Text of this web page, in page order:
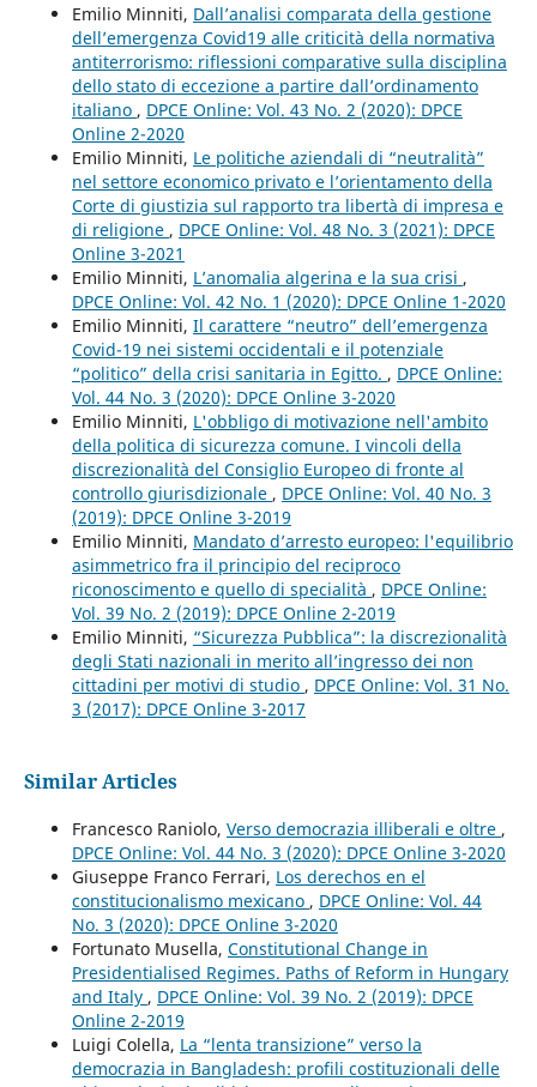
Emilio Minniti, Dall’analisi comparata della gestione
dell’emergenza Covid19 alle criticità della normativa
antiterrorismo: riflessioni comparative sulla disciplina
dello stato di eccezione a partire dall’ordinamento
italiano , DPCE Online: Vol. 43 No. 2 (2020): DPCE
Online 2-2020
Emilio Minniti, Le politiche aziendali di “neutralità”
nel settore economico privato e l’orientamento della
Corte di giustizia sul rapporto tra libertà di impresa e
di religione , DPCE Online: Vol. 48 No. 3 (2021): DPCE
Online 3-2021
Emilio Minniti, L’anomalia algerina e la sua crisi ,
DPCE Online: Vol. 42 No. 1 (2020): DPCE Online 1-2020
Emilio Minniti, Il carattere “neutro” dell’emergenza
Covid-19 nei sistemi occidentali e il potenziale
“politico” della crisi sanitaria in Egitto. , DPCE Online:
Vol. 44 No. 3 (2020): DPCE Online 3-2020
Emilio Minniti, L'obbligo di motivazione nell'ambito
della politica di sicurezza comune. I vincoli della
discrezionalità del Consiglio Europeo di fronte al
controllo giurisdizionale , DPCE Online: Vol. 40 No. 3
(2019): DPCE Online 3-2019
Emilio Minniti, Mandato d’arresto europeo: l'equilibrio
asimmetrico fra il principio del reciproco
riconoscimento e quello di specialità , DPCE Online:
Vol. 39 No. 2 (2019): DPCE Online 2-2019
Emilio Minniti, “Sicurezza Pubblica”: la discrezionalità
degli Stati nazionali in merito all’ingresso dei non
cittadini per motivi di studio , DPCE Online: Vol. 31 No.
3 (2017): DPCE Online 3-2017
Similar Articles
Francesco Raniolo, Verso democrazia illiberali e oltre ,
DPCE Online: Vol. 44 No. 3 (2020): DPCE Online 3-2020
Giuseppe Franco Ferrari, Los derechos en el
constitucionalismo mexicano , DPCE Online: Vol. 44
No. 3 (2020): DPCE Online 3-2020
Fortunato Musella, Constitutional Change in
Presidentialised Regimes. Paths of Reform in Hungary
and Italy , DPCE Online: Vol. 39 No. 2 (2019): DPCE
Online 2-2019
Luigi Colella, La “lenta transizione” verso la
democrazia in Bangladesh: profili costituzionali delle